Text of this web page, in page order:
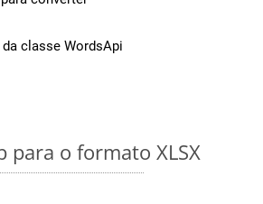
classe WordsApi
o formato XLSX